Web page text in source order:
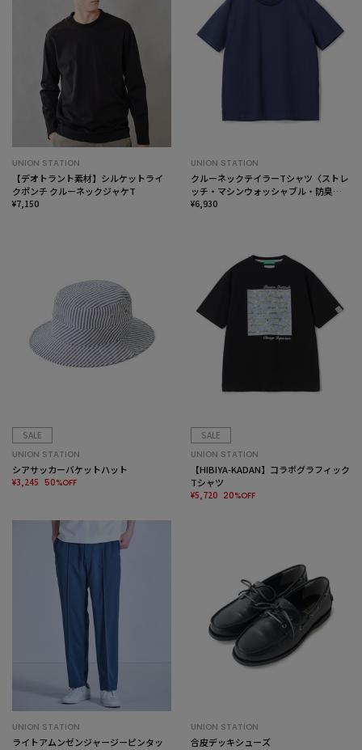
UNION STATION
【デオトラント素材】シルケットライ
クポンチ クルーネックジャケT
¥7,150
UNION STATION
クルーネックテイラーTシャツ〈ストレ
ッチ・マシンウォッシャブル・防臭・
接触冷感〉
¥6,930
SALE
UNION STATION
シアサッカーバケットハット
¥3,245 50%OFF
SALE
UNION STATION
【HIBIYA-KADAN】コラボグラフィック
Tシャツ
¥5,720 20%OFF
UNION STATION
ライトアムンゼンジャージーピンタッ
UNION STATION
合皮デッキシューズ